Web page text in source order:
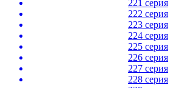
221 серия
222 серия
223 серия
224 серия
225 серия
226 серия
227 серия
228 серия